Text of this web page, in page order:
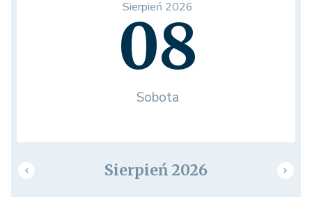
Sierpień 2026
08
Sobota
Sierpień 2026